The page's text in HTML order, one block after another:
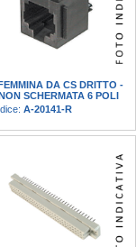
DA CS DRITTO -
SCHERMATA 6 POLI
A-20141-R